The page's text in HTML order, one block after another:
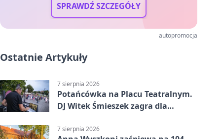
SPRAWDŹ SZCZEGÓŁY
autopromocja
Ostatnie Artykuły
7 sierpnia 2026
Potańcówka na Placu Teatralnym.
DJ Witek Śmieszek zagra dla
7 sierpnia 2026